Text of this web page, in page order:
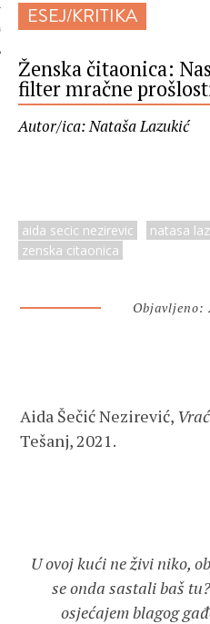
ESEJ/KRITIKA
Ženska čitaonica:
filter mračne
Autor/ica: Nataša Lazukić
aida secic nezirevic natasa
zenska citaonica
Objavljeno:
Aida Šečić Nezirević,
Tešanj, 2021.
U ovoj kući ne živi niko,
se onda sastali baš
osjećajem blagog